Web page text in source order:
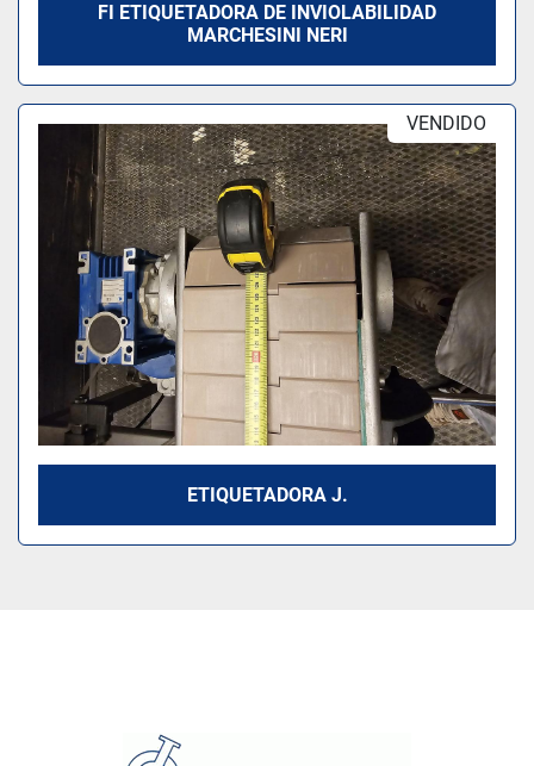
FI ETIQUETADORA DE INVIOLABILIDAD
MARCHESINI NERI
VENDIDO
ETIQUETADORA J.